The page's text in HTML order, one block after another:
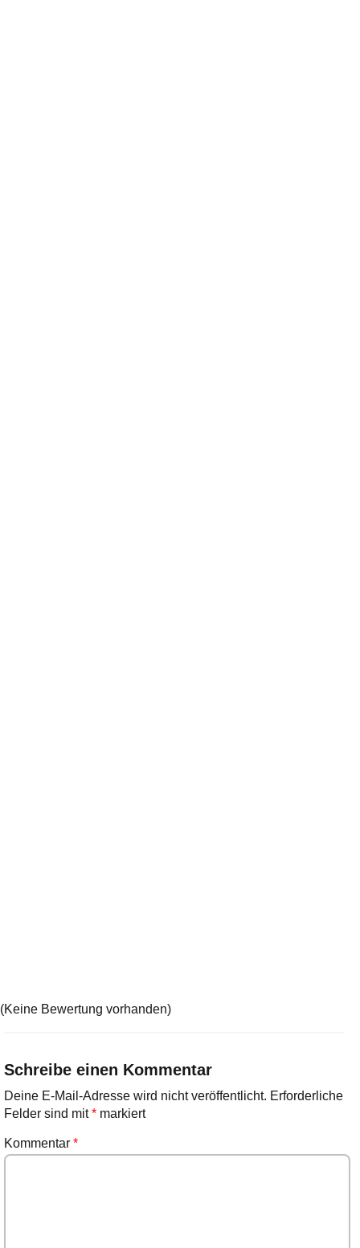
(Keine Bewertung vorhanden)
Schreibe einen Kommentar
Deine E-Mail-Adresse wird nicht veröffentlicht. Erforderliche
Felder sind mit*markiert
Kommentar *